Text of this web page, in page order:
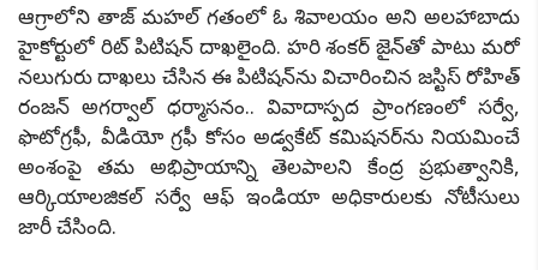
ఆగ్రాలోని తాజ్ మహల్ గతంలో ఓ శివాలయం అని అలహాబాదు
హైకోర్టులో రిట్ పిటిషన్ దాఖలైంది. హరి శంకర్ జైన్‌తో పాటు మరో
నలుగురు దాఖలు చేసిన ఈ పిటిషన్‌ను విచారించిన జస్టిస్ రోహిత్
రంజన్ అగర్వాల్ ధర్మాసనం.. వివాదాస్పద ప్రాంగణంలో సర్వే,
ఫొటోగ్రఫీ, వీడియో గ్రఫీ కోసం అడ్వకేట్ కమిషనర్‌ను నియమించే
అంశంపై తమ అభిప్రాయాన్ని తెలపాలని కేంద్ర ప్రభుత్వానికి,
ఆర్కియాలజికల్ సర్వే ఆఫ్ ఇండియా అధికారులకు నోటీసులు
జారీ చేసింది.